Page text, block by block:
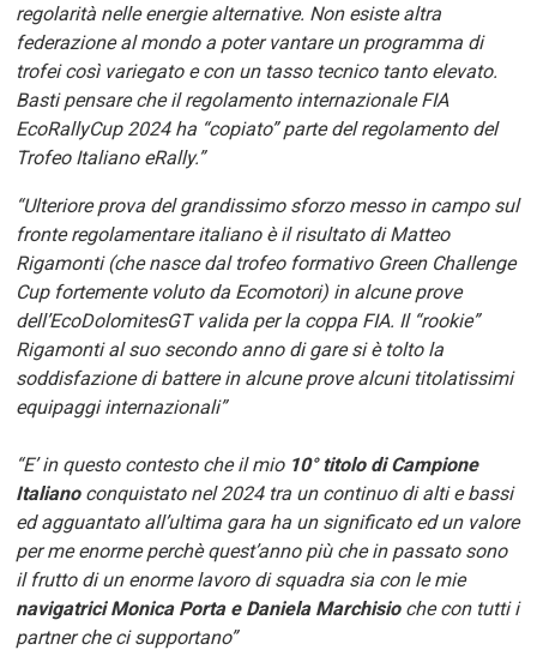
regolarità nelle energie alternative. Non esiste altra
federazione al mondo a poter vantare un programma di
trofei così variegato e con un tasso tecnico tanto elevato.
Basti pensare che il regolamento internazionale FIA
EcoRallyCup 2024 ha “copiato” parte del regolamento del
Trofeo Italiano eRally.”
“Ulteriore prova del grandissimo sforzo messo in campo sul
fronte regolamentare italiano è il risultato di Matteo
Rigamonti (che nasce dal trofeo formativo Green Challenge
Cup fortemente voluto da Ecomotori) in alcune prove
dell’EcoDolomitesGT valida per la coppa FIA. Il “rookie”
Rigamonti al suo secondo anno di gare si è tolto la
soddisfazione di battere in alcune prove alcuni titolatissimi
equipaggi internazionali”
“E’ in questo contesto che il mio 10° titolo di Campione
Italianoconquistato nel 2024 tra un continuo di alti e bassi
ed agguantato all’ultima gara ha un significato ed un valore
per me enorme perchè quest’anno più che in passato sono
il frutto di un enorme lavoro di squadra sia con le mie
navigatrici Monica Porta e Daniela Marchisioche con tutti i
partner che ci supportano”